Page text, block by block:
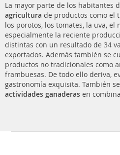
La mayor parte de los habitantes
agricultura de productos como el
los porotos, los tomates, la uva, el
especialmente la reciente
distintas con un resultado de 34
exportados. Además también se
productos no tradicionales como
frambuesas. De todo ello deriva,
gastronomía exquisita. También
actividades ganaderas en